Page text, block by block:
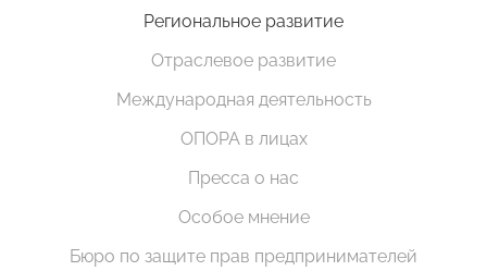
Региональное развитие
Отраслевое развитие
Международная деятельность
ОПОРА в лицах
Пресса о нас
Особое мнение
Бюро по защите прав предпринимателей